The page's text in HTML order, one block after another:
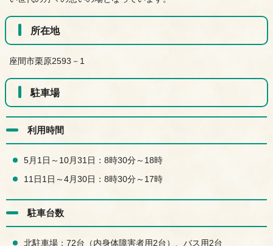
所在地
座間市栗原2593－1
駐車場
利用時間
5月1日～10月31日：8時30分～18時
11日1日～4月30日：8時30分～17時
駐車台数
北駐車場：72台（内身体障害者用2台）、バス用2台